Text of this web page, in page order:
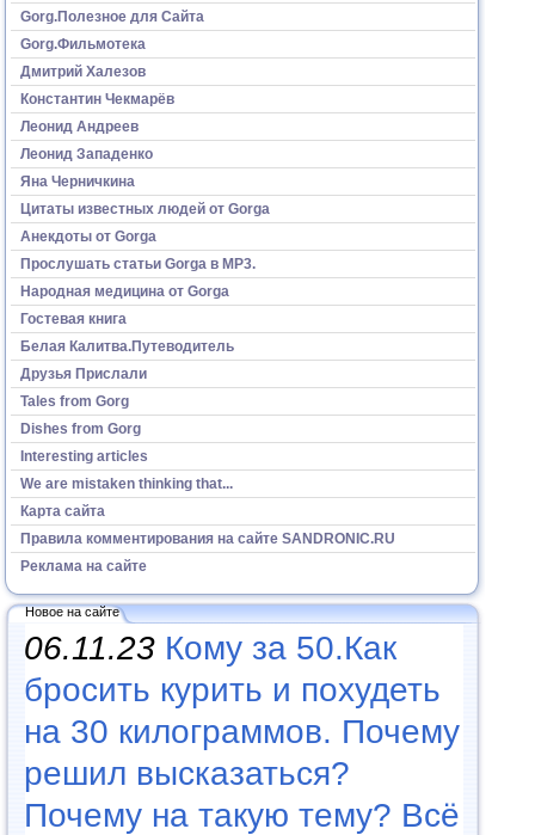
Gorg.Полезное для Сайта
Gorg.Фильмотека
Дмитрий Халезов
Константин Чекмарёв
Леонид Андреев
Леонид Западенко
Яна Черничкина
Цитаты известных людей от Gorga
Анекдоты от Gorga
Прослушать статьи Gorga в МР3.
Народная медицина от Gorga
Гостевая книга
Белая Калитва.Путеводитель
Друзья Прислали
Tales from Gorg
Dishes from Gorg
Interesting articles
We are mistaken thinking that...
Карта сайта
Правила комментирования на сайте SANDRONIC.RU
Реклама на сайте
Новое на сайте
06.11.23 Кому за 50.Как
бросить курить и похудеть
на 30 килограммов. Почему
решил высказаться?
Почему на такую тему? Всё